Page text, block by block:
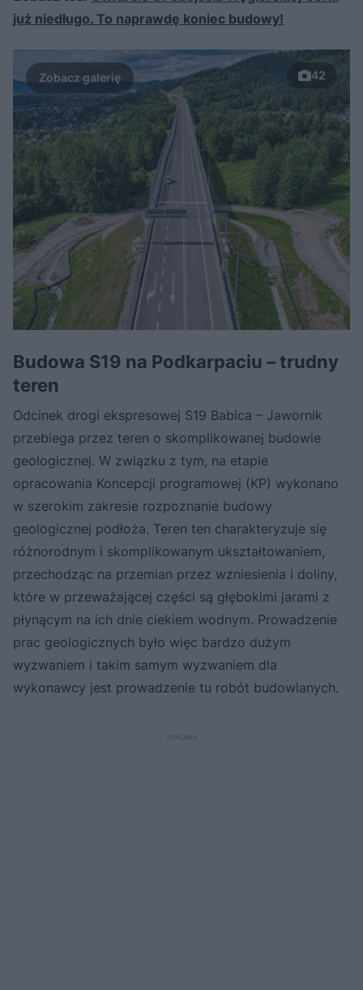
już niedługo. To naprawdę koniec budowy!
42
Budowa S19 na Podkarpaciu – trudny
teren
Odcinek drogi ekspresowej S19 Babica – Jawornik
przebiega przez teren o skomplikowanej budowie
geologicznej. W związku z tym, na etapie
opracowania Koncepcji programowej (KP) wykonano
w szerokim zakresie rozpoznanie budowy
geologicznej podłoża. Teren ten charakteryzuje się
różnorodnym i skomplikowanym ukształtowaniem,
przechodząc na przemian przez wzniesienia i doliny,
które w przeważającej części są głębokimi jarami z
płynącym na ich dnie ciekiem wodnym. Prowadzenie
prac geologicznych było więc bardzo dużym
wyzwaniem i takim samym wyzwaniem dla
wykonawcy jest prowadzenie tu robót budowlanych.